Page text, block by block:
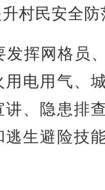
村民安全
发挥网格员
用电用气、
讲、隐患排
逃生避险技